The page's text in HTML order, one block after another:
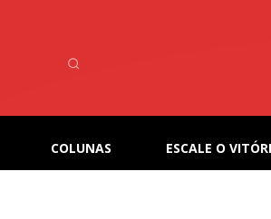
COLUNAS ESCALE O